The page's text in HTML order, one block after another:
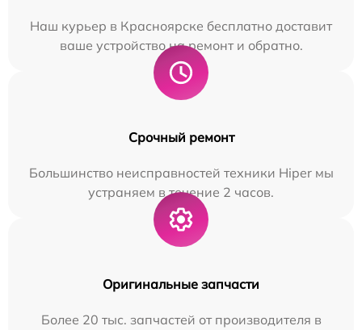
Наш курьер в Красноярске бесплатно доставит
ваше устройство на ремонт и обратно.
Срочный ремонт
Большинство неисправностей техники Hiper мы
устраняем в течение 2 часов.
Оригинальные запчасти
Более 20 тыс. запчастей от производителя в